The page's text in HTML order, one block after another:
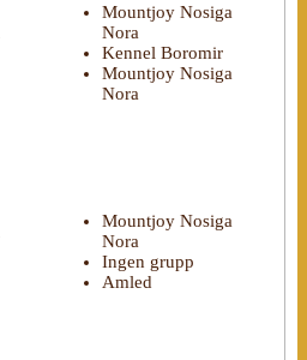
Mountjoy Nosiga
Nora
Kennel Boromir
Mountjoy Nosiga
Nora
Mountjoy Nosiga
Nora
Ingen grupp
Amled